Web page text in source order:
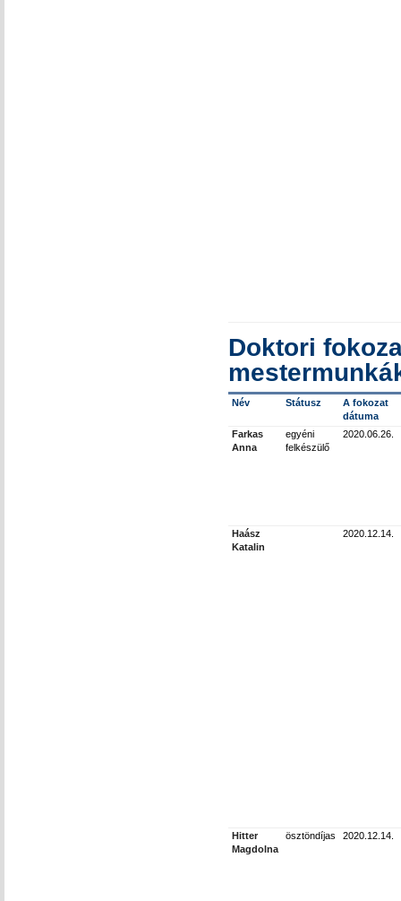
Doktori
Név Státusz
A fokozat
dátuma
Farkas
Anna
egyéni
felkészülő
2020.06.26.
Haász
Katalin
2020.12.14.
Hitter
Magdolna
ösztöndíjas 2020.12.14.